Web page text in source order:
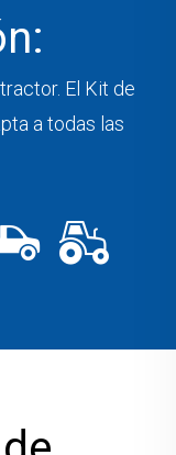
El Kit de
a todas las